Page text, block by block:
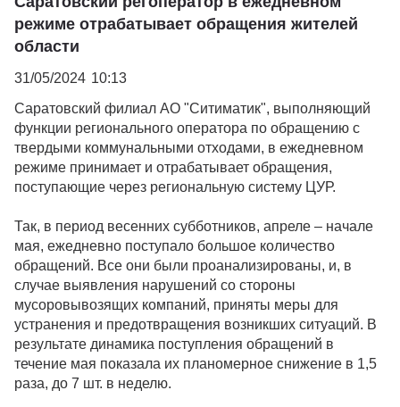
режиме отрабатывает обращения жителей
области
31/05/2024 10:13
Саратовский филиал АО "Ситиматик", выполняющий
функции регионального оператора по обращению с
твердыми коммунальными отходами, в ежедневном
режиме принимает и отрабатывает обращения,
поступающие через региональную систему ЦУР.
Так, в период весенних субботников, апреле – начале
мая, ежедневно поступало большое количество
обращений. Все они были проанализированы, и, в
случае выявления нарушений со стороны
мусоровывозящих компаний, приняты меры для
устранения и предотвращения возникших ситуаций. В
результате динамика поступления обращений в
течение мая показала их планомерное снижение в 1,5
раза, до 7 шт. в неделю.